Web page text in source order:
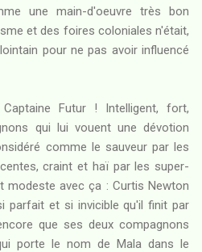
une main-d'oeuvre très bon
et des foires coloniales n'était,
pour ne pas avoir influencé
Futur ! Intelligent, fort,
qui lui vouent une dévotion
comme le sauveur par les
craint et haï par les super-
modeste avec ça : Curtis Newton
parfait et si invicible qu'il finit par
que ses deux compagnons
porte le nom de Mala dans le